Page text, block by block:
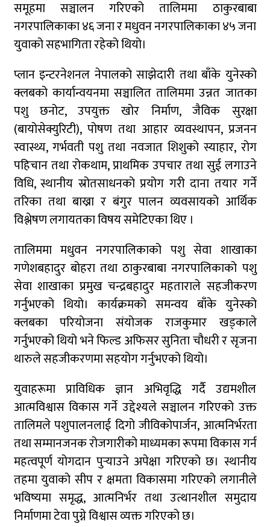
समूहमा सञ्चालन गरिएको तालिममा ठाकुरबाबा
नगरपालिकाका ४६ जना र मधुवन नगरपालिकाका ४५ जना
युवाको सहभागिता रहेको थियो।
प्लान इन्टरनेशनल नेपालको साझेदारी तथा बाँके युनेस्को
क्लबको कार्यान्वयनमा सञ्चालित तालिममा उन्नत जातका
पशु छनोट, उपयुक्त खोर निर्माण, जैविक सुरक्षा
(बायोसेक्युरिटी), पोषण तथा आहार व्यवस्थापन, प्रजनन
स्वास्थ्य, गर्भवती पशु तथा नवजात शिशुको स्याहार, रोग
पहिचान तथा रोकथाम, प्राथमिक उपचार तथा सुई लगाउने
विधि, स्थानीय स्रोतसाधनको प्रयोग गरी दाना तयार गर्ने
तरिका तथा बाख्रा र बंगुर पालन व्यवसायको आर्थिक
विश्लेषण लगायतका विषय समेटिएका थिए ।
तालिममा मधुवन नगरपालिकाको पशु सेवा शाखाका
गणेशबहादुर बोहरा तथा ठाकुरबाबा नगरपालिकाको पशु
सेवा शाखाका प्रमुख चन्द्रबहादुर महताराले सहजीकरण
गर्नुभएको थियो। कार्यक्रमको समन्वय बाँके युनेस्को
क्लबका परियोजना संयोजक राजकुमार खड्काले
गर्नुभएको थियो भने फिल्ड अफिसर सुनिता चौधरी र सृजना
थारुले सहजीकरणमा सहयोग गर्नुभएको थियो।
युवाहरूमा प्राविधिक ज्ञान अभिवृद्धि गर्दै उद्यमशील
आत्मविश्वास विकास गर्ने उद्देश्यले सञ्चालन गरिएको उक्त
तालिमले पशुपालनलाई दिगो जीविकोपार्जन, आत्मनिर्भरता
तथा सम्मानजनक रोजगारीको माध्यमका रूपमा विकास गर्न
महत्वपूर्ण योगदान पुर्‍याउने अपेक्षा गरिएको छ। स्थानीय
तहमा युवाको सीप र क्षमता विकासमा गरिएको लगानीले
भविष्यमा समृद्ध, आत्मनिर्भर तथा उत्थानशील समुदाय
निर्माणमा टेवा पुग्ने विश्वास व्यक्त गरिएको छ।